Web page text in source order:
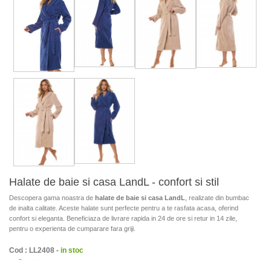
Halate de baie si casa LandL - confort si stil
Descopera gama noastra de halate de baie si casa LandL , realizate din bumbac
de inalta calitate. Aceste halate sunt perfecte pentru a te rasfata acasa, oferind
confort si eleganta. Beneficiaza de livrare rapida in 24 de ore si retur in 14 zile,
pentru o experienta de cumparare fara griji.
Cod : LL2408 - in stoc